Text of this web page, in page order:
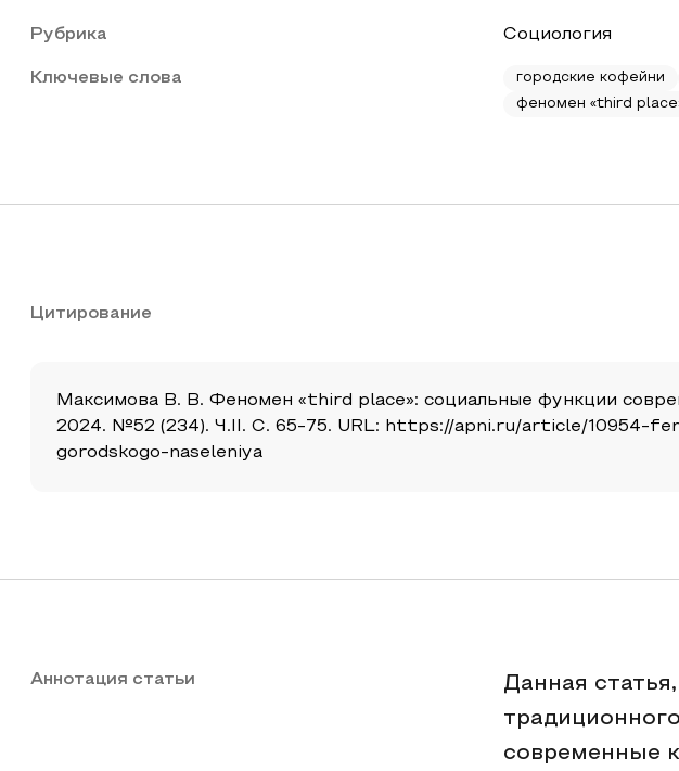
Рубрика Социология
Ключевые слова городские кофейни
феномен «third
Цитирование
Максимова В. В. Феномен «third place»: социальные функции
2024. №52 (234). Ч.II. С. 65-75. URL: https://apni.ru/article/10954-
gorodskogo-naseleniya
Аннотация статьи
Данная
современные